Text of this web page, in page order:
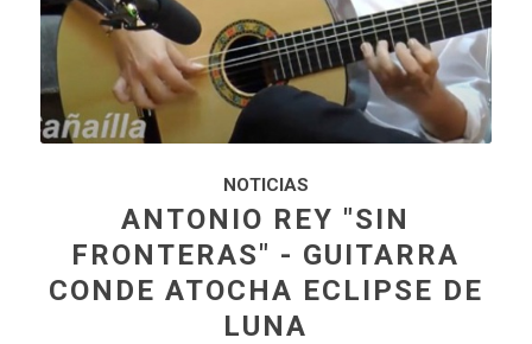
NOTICIAS
ANTONIO REY "SIN
FRONTERAS" - GUITARRA
CONDE ATOCHA ECLIPSE DE
LUNA